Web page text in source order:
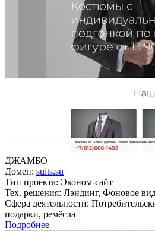
ДЖАМБО
Домен: suits.su
Тип проекта: Эконом-сайт
Тех. решения: Лэндинг, Фоновое
Сфера деятельности:
подарки, ремёсла
Подробнее